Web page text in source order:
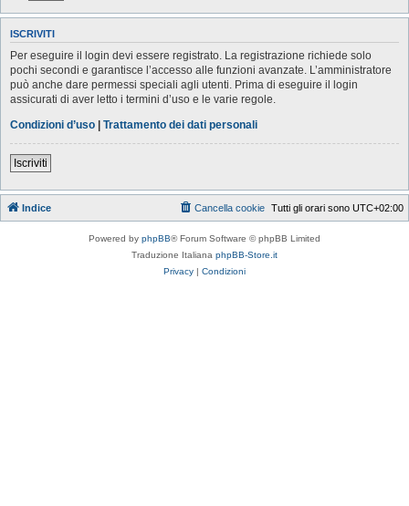
ISCRIVITI
Per eseguire il login devi essere registrato. La registrazione richiede solo
pochi secondi e garantisce l’accesso alle funzioni avanzate. L’amministratore
può anche dare permessi speciali agli utenti. Prima di eseguire il login
assicurati di aver letto i termini d’uso e le varie regole.
Condizioni d’uso | Trattamento dei dati personali
Iscriviti
Indice Tutti gli orari sono UTC+02:00
Cancella cookie
Powered by phpBB® Forum Software © phpBB Limited
Traduzione Italiana phpBB-Store.it
Privacy | Condizioni